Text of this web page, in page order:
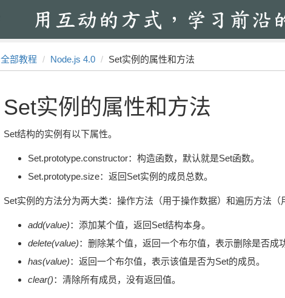
全部教程 Node.js 4.0 Set实例的属性和方法
Set实例的属性和方法
Set结构的实例有以下属性。
Set.prototype.constructor：构造函数，默认就是Set函数。
Set.prototype.size：返回Set实例的成员总数。
Set实例的方法分为两大类：操作方法（用于操作数据）和遍历方法
add(value)：添加某个值，返回Set结构本身。
delete(value)：删除某个值，返回一个布尔值，表示删除是否成
has(value)：返回一个布尔值，表示该值是否为Set的成员。
clear()：清除所有成员，没有返回值。